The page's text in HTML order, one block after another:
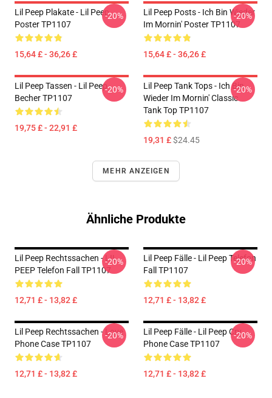
Lil Peep Plakate - Lil Peep
Poster TP1107
15,64 £ - 36,26 £
-20%
Lil Peep Posts - Ich Bin Wieder
Im Mornin' Poster TP1107
15,64 £ - 36,26 £
-20%
Lil Peep Tassen - Lil Peep
Becher TP1107
19,75 £ - 22,91 £
-20%
Lil Peep Tank Tops - Ich Bin
Wieder Im Mornin' Classic
Tank Top TP1107
19,31 £$24.45
-20%
MEHR ANZEIGEN
Ähnliche Produkte
Lil Peep Rechtssachen - LIL
PEEP Telefon Fall TP1107
12,71 £ - 13,82 £
-20%
Lil Peep Fälle - Lil Peep Telefon
Fall TP1107
12,71 £ - 13,82 £
-20%
Lil Peep Rechtssachen - Love
Phone Case TP1107
12,71 £ - 13,82 £
-20%
Lil Peep Fälle - Lil Peep Cry
Phone Case TP1107
12,71 £ - 13,82 £
-20%